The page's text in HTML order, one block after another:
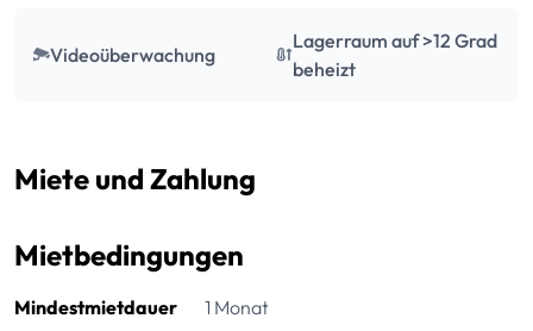
Videoüberwachung
Lagerraum auf >12 Grad
beheizt
Miete und Zahlung
Mietbedingungen
Mindestmietdauer
1 Monat